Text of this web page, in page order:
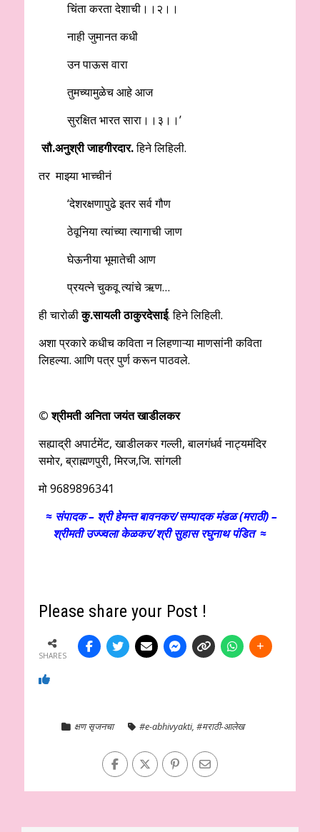
चिंता करता देशाची।।२।।
नाही जुमानत कधी
उन पाऊस वारा
तुमच्यामुळेच आहे आज
सुरक्षित भारत सारा।।३।।’
सौ.अनुश्री जाहगीरदार.हिने लिहिली.
तर माझ्या भाच्चीनं
‘देशरक्षणापुढे इतर सर्व गौण
ठेवूनिया त्यांच्या त्यागाची जाण
घेऊनीया भूमातेची आण
प्रयत्ने चुकवू त्यांचे ऋण…
ही चारोळीकु.सायली ठाकुरदेसाई. हिने लिहिली.
अशा प्रकारे कधीच कविता न लिहणाऱ्या माणसांनी कविता
लिहल्या. आणि पत्र पुर्ण करून पाठवले.
© श्रीमती अनिता जयंत खाडीलकर
सह्याद्री अपार्टमेंट, खाडीलकर गल्ली, बालगंधर्व नाट्यमंदिर
समोर, ब्राह्मणपुरी, मिरज,जि. सांगली
मो 9689896341
≈ संपादक – श्री हेमन्त बावनकर/सम्पादक मंडळ (मराठी) –
श्रीमती उज्ज्वला केळकर/श्री सुहास रघुनाथ पंडित ≈
Please share your Post !
SHARES
क्षण सृजनचा #e-abhivyakti, #मराठी-आलेख